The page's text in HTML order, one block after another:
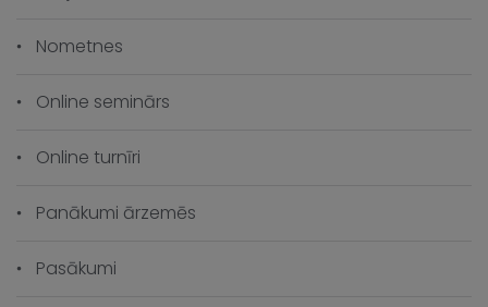
Nometnes
Online seminārs
Online turnīri
Panākumi ārzemēs
Pasākumi